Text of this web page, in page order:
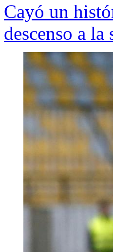
Cayó un
descenso a